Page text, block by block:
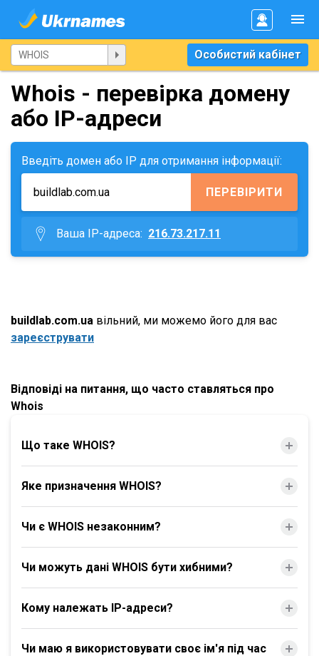
Особистий кабінет
Whois - перевірка домену
або IP-адреси
Введіть домен або IP для отримання інформації:
ПЕРЕВІРИТИ
Ваша IP-адреса: 216.73.217.11
buildlab.com.ua вільний, ми можемо його для вас
зареєструвати
Відповіді на питання, що часто ставляться про
Whois
Що таке WHOIS?
Яке призначення WHOIS?
Чи є WHOIS незаконним?
Чи можуть дані WHOIS бути хибними?
Кому належать IP-адреси?
Чи маю я використовувати своє ім'я під час